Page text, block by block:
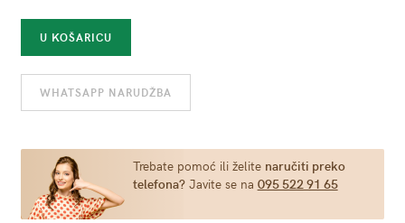
Vaginalne
kuglice
iz
službene
nijansi
221
U KOŠARICU
WHATSAPP NARUDŽBA
Trebate pomoć ili želite naručiti preko
telefona?Javite se na 095 522 91 65